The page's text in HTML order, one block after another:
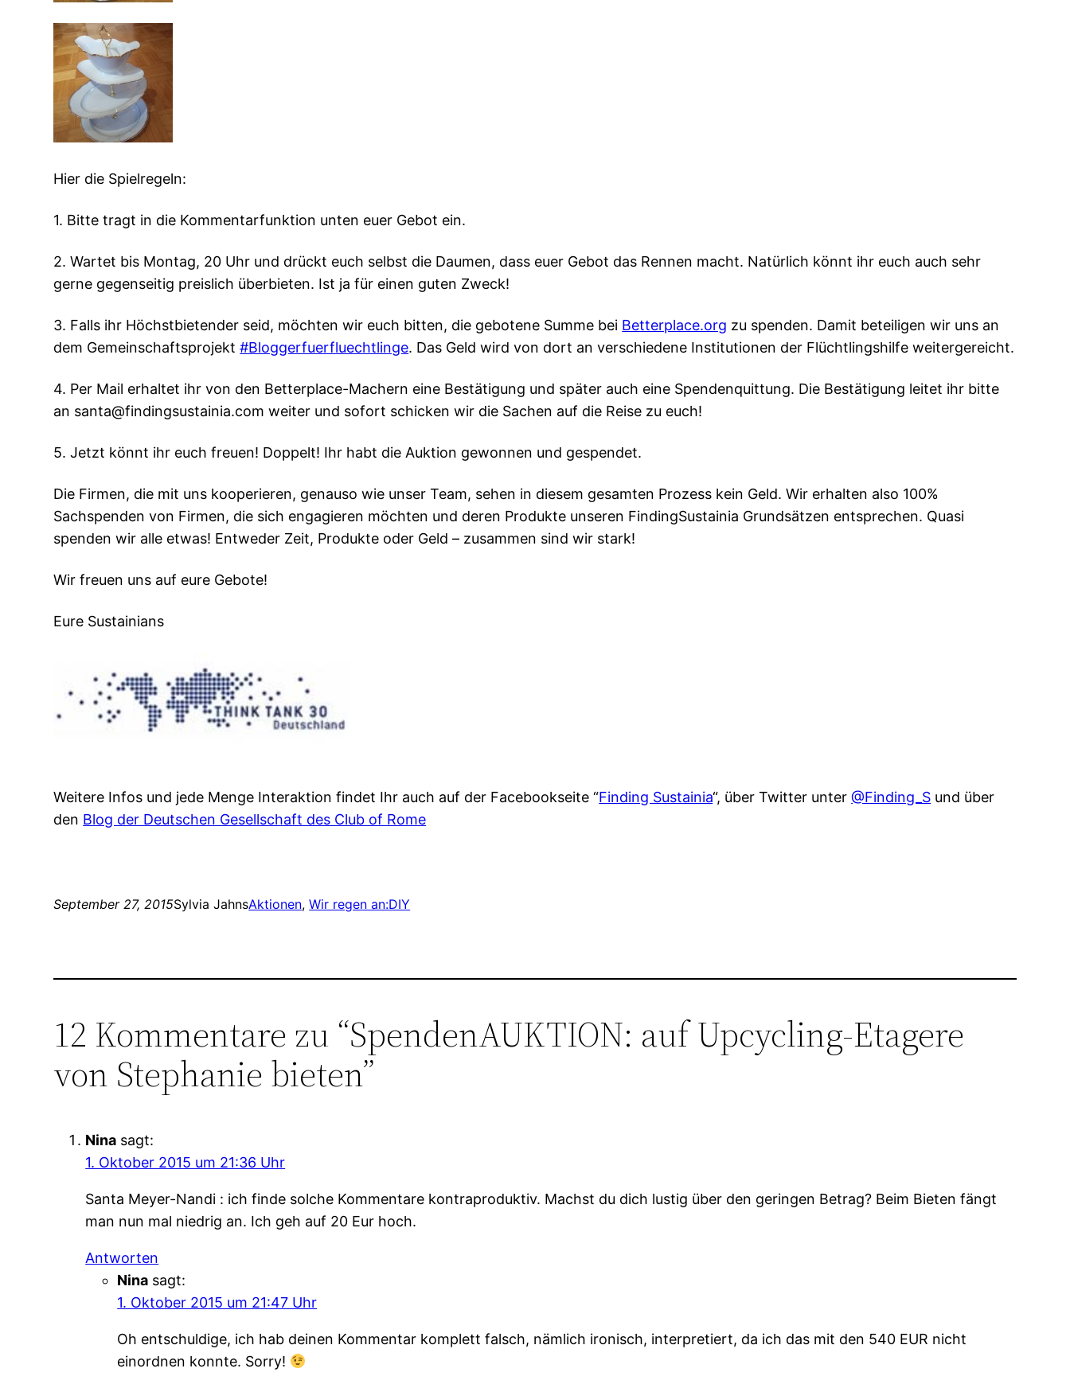
Hier die Spielregeln:
1. Bitte tragt in die Kommentarfunktion unten euer Gebot ein.
2. Wartet bis Montag, 20 Uhr und drückt euch selbst die Daumen, dass euer Gebot das Rennen macht. Natürlich könnt ihr euch auch sehr
gerne gegenseitig preislich überbieten. Ist ja für einen guten Zweck!
3. Falls ihr Höchstbietender seid, möchten wir euch bitten, die gebotene Summe bei Betterplace.org zu spenden. Damit beteiligen wir uns an
dem Gemeinschaftsprojekt#Bloggerfuerfluechtlinge. Das Geld wird von dort an verschiedene Institutionen der Flüchtlingshilfe weitergereicht.
4. Per Mail erhaltet ihr von den Betterplace-Machern eine Bestätigung und später auch eine Spendenquittung. Die Bestätigung leitet ihr bitte
an santa@findingsustainia.com weiter und sofort schicken wir die Sachen auf die Reise zu euch!
5. Jetzt könnt ihr euch freuen! Doppelt! Ihr habt die Auktion gewonnen und gespendet.
Die Firmen, die mit uns kooperieren, genauso wie unser Team, sehen in diesem gesamten Prozess kein Geld. Wir erhalten also 100%
Sachspenden von Firmen, die sich engagieren möchten und deren Produkte unseren FindingSustainia Grundsätzen entsprechen. Quasi
spenden wir alle etwas! Entweder Zeit, Produkte oder Geld – zusammen sind wir stark!
Wir freuen uns auf eure Gebote!
Eure Sustainians
Weitere Infos und jede Menge Interaktion findet Ihr auch auf der Facebookseite “Finding Sustainia“, über Twitter unter@Finding_S und über
den Blog der Deutschen Gesellschaft des Club of Rome
September 27, 2015Sylvia JahnsAktionen, Wir regen an:DIY
12 Kommentare zu “SpendenAUKTION: auf Upcycling-Etagere
von Stephanie bieten”
Nina sagt:
1. Oktober 2015 um 21:36 Uhr
Santa Meyer-Nandi : ich finde solche Kommentare kontraproduktiv. Machst du dich lustig über den geringen Betrag? Beim Bieten fängt
man nun mal niedrig an. Ich geh auf 20 Eur hoch.
Antworten
Nina sagt:
1. Oktober 2015 um 21:47 Uhr
Oh entschuldige, ich hab deinen Kommentar komplett falsch, nämlich ironisch, interpretiert, da ich das mit den 540 EUR nicht
einordnen konnte. Sorry!